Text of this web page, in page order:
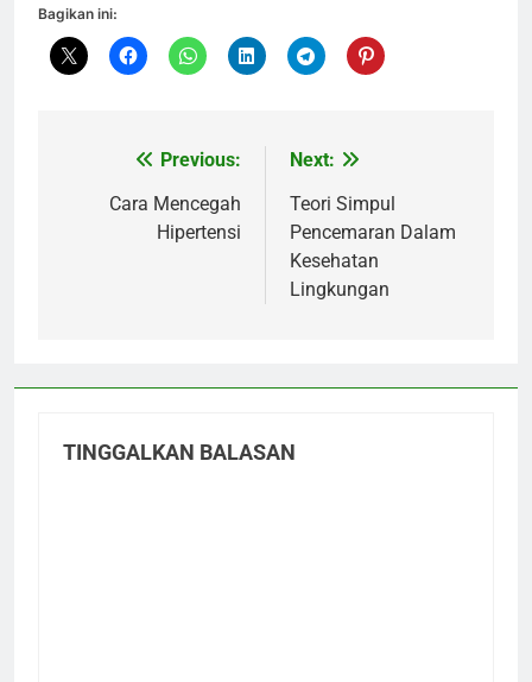
Bagikan ini:
NavigasiPrevious:
Cara Mencegah
Hipertensi
Next:
Teori Simpul
Pencemaran Dalam
Kesehatan
Lingkungan
TINGGALKAN BALASAN